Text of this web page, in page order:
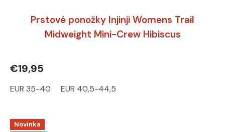
Prstové ponožky Injinji Womens Trail
Midweight Mini-Crew Hibiscus
€19,95
EUR 35-40 EUR 40,5-44,5
Novinka